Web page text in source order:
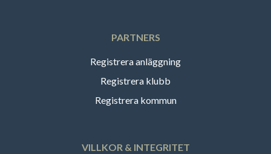
PARTNERS
Registrera anläggning
Registrera klubb
Registrera kommun
VILLKOR & INTEGRITET